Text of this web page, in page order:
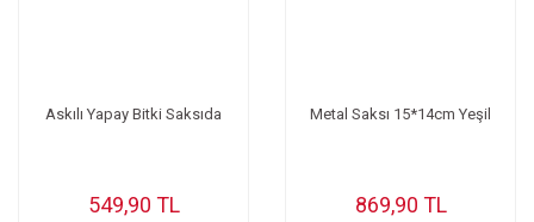
Askılı Yapay Bitki Saksıda
549,90 TL
Metal Saksı 15*14cm Yeşil
869,90 TL